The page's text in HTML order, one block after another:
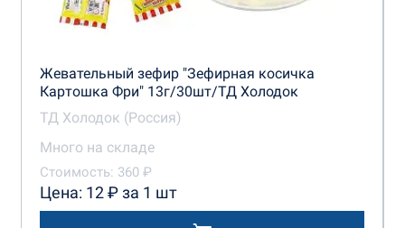
Жевательный зефир "Зефирная косичка
Картошка Фри" 13г/30шт/ТД Холодок
ТД Холодок (Россия)
Много на складе
Стоимость: 360 ₽
Цена: 12 ₽ за 1 шт